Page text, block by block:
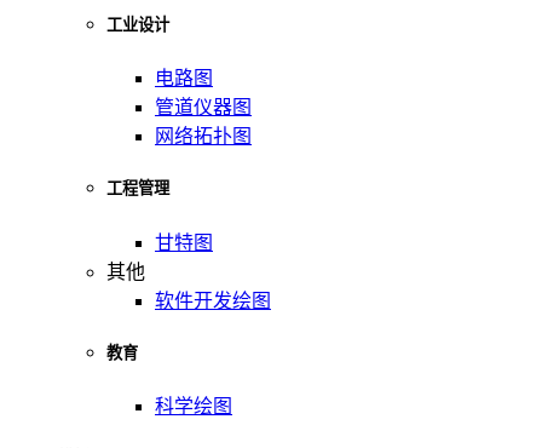
工业设计
电路图
管道仪器图
网络拓扑图
工程管理
甘特图
其他
软件开发绘图
教育
科学绘图